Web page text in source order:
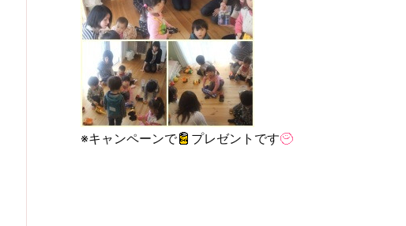
※キャンペーンで プレゼントです